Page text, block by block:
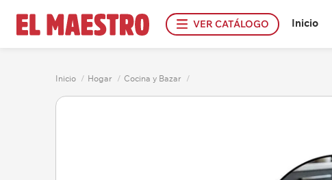
VER CATÁLOGO Inicio
Inicio / Hogar / Cocina y Bazar /